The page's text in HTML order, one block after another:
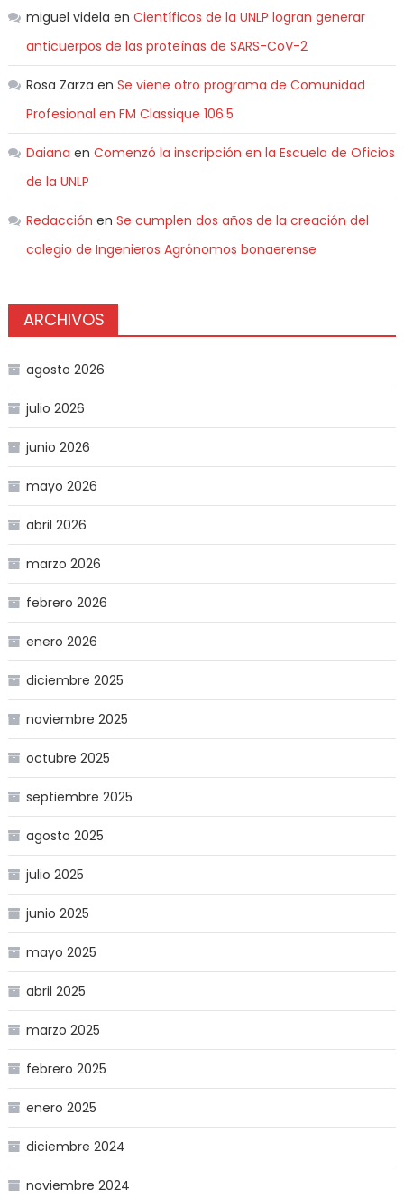
miguel videla en Científicos de la UNLP logran generar
anticuerpos de las proteínas de SARS-CoV-2
Rosa Zarza en Se viene otro programa de Comunidad
Profesional en FM Classique 106.5
Daiana en Comenzó la inscripción en la Escuela de Oficios
de la UNLP
Redacción en Se cumplen dos años de la creación del
colegio de Ingenieros Agrónomos bonaerense
ARCHIVOS
agosto 2026
julio 2026
junio 2026
mayo 2026
abril 2026
marzo 2026
febrero 2026
enero 2026
diciembre 2025
noviembre 2025
octubre 2025
septiembre 2025
agosto 2025
julio 2025
junio 2025
mayo 2025
abril 2025
marzo 2025
febrero 2025
enero 2025
diciembre 2024
noviembre 2024